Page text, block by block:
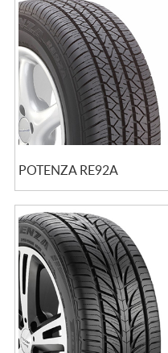
POTENZA RE92A